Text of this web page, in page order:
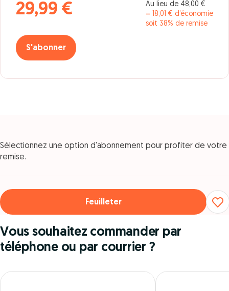
29,99 €
Au lieu de 48,00 €
= 18,01 € d’économie
soit 38% de remise
S'abonner
Sélectionnez une option d'abonnement pour profiter de votre
remise.
Feuilleter
Vous souhaitez commander par
téléphone ou par courrier ?